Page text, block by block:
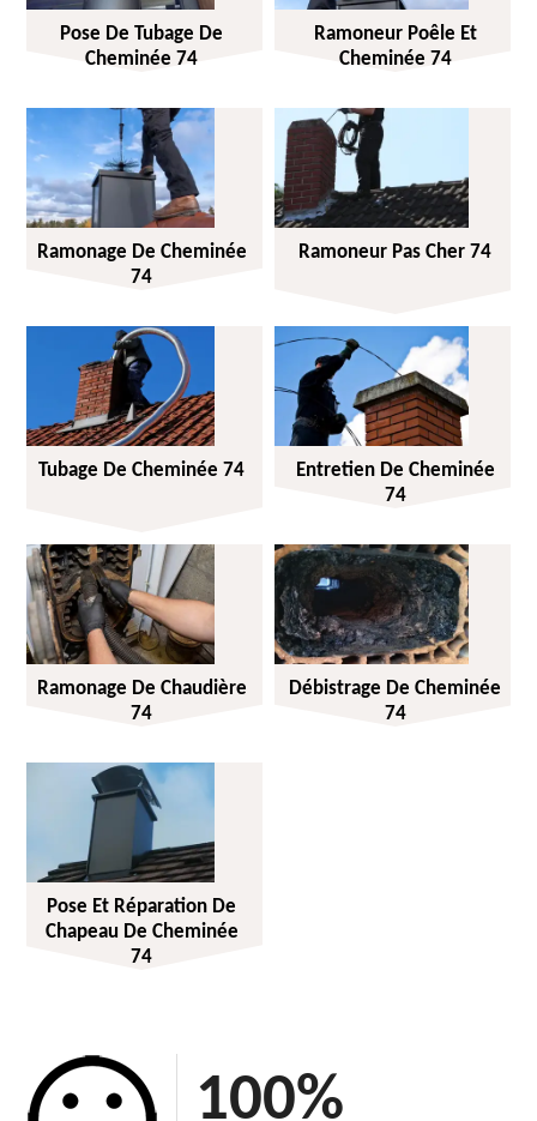
Pose De Tubage De
Cheminée 74
Ramoneur Poêle Et
Cheminée 74
Ramonage De Cheminée
74
Ramoneur Pas Cher 74
Tubage De Cheminée 74
Entretien De Cheminée
74
Ramonage De Chaudière
74
Débistrage De Cheminée
74
Pose Et Réparation De
Chapeau De Cheminée
74
100%